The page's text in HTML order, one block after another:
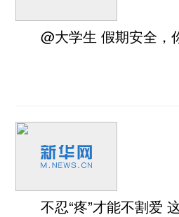
@大学生 假期安全，
不忍“疼”才能不割爱